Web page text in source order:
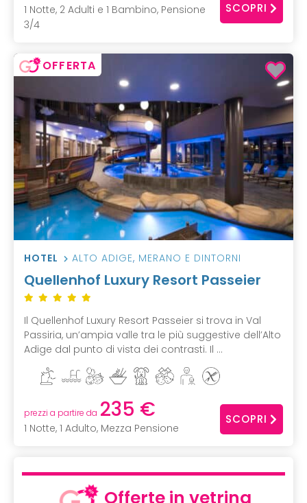
1 Notte, 2 Adulti e 1 Bambino, Pensione
3/4
SCOPRI
OFFERTA
HOTEL ALTO ADIGE, MERANO E DINTORNI
Quellenhof Luxury Resort Passeier
Il Quellenhof Luxury Resort Passeier si trova in Val
Passiria, un’ampia valle tra le più suggestive dell’Alto
Adige dal punto di vista dei contrasti. Il ...
prezzi a partire da 235 €
1 Notte, 1 Adulto, Mezza Pensione
SCOPRI
Offerte in vetrina